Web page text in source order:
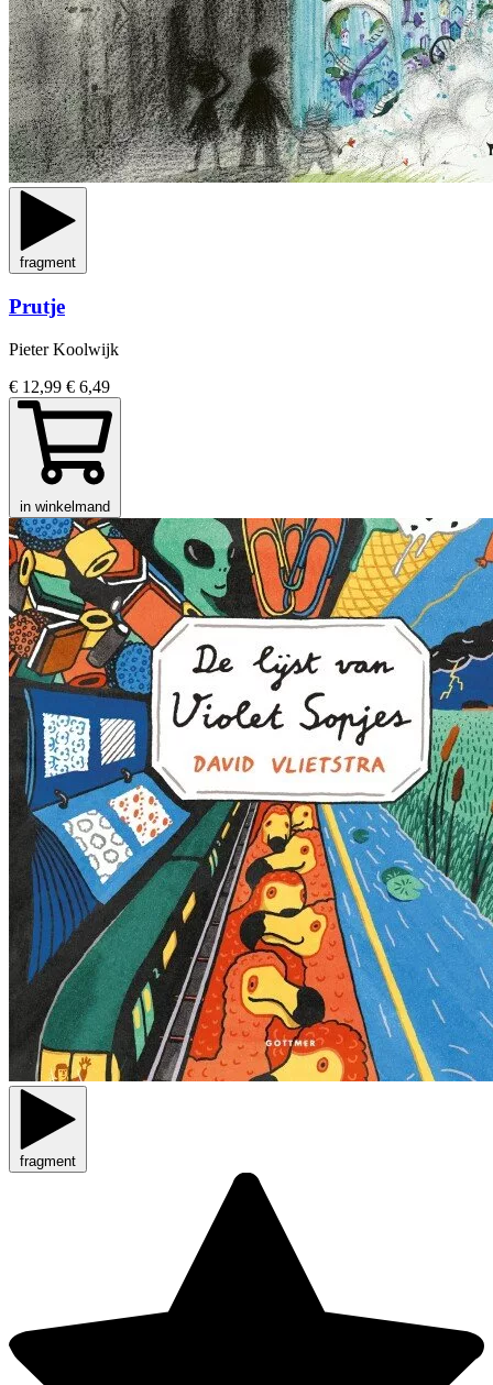
fragment
Prutje
Pieter Koolwijk
€ 12,99 € 6,49
in winkelmand
fragment